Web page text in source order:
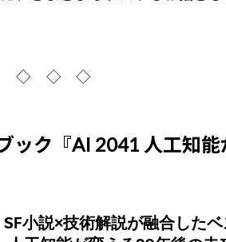
◇ ◇ ◇
ク『AI 2041 人工知能